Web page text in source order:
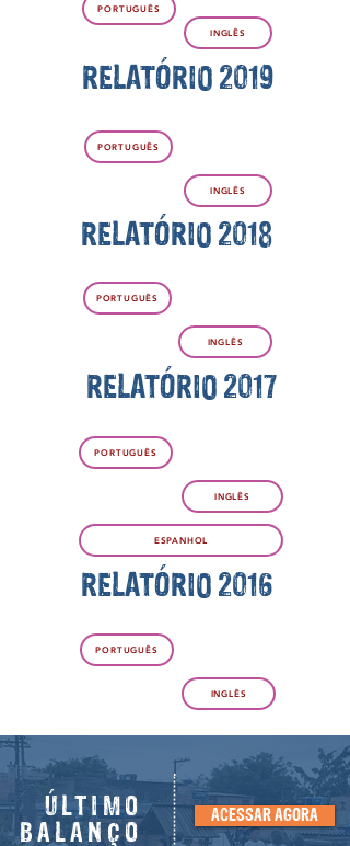
PORTUGUÊS
INGLÊS
RELATÓRIO 2019
PORTUGUÊS
INGLÊS
RELATÓRIO 2018
PORTUGUÊS
INGLÊS
RELATÓRIO 2017
PORTUGUÊS
INGLÊS
ESPANHOL
RELATÓRIO 2016
PORTUGUÊS
INGLÊS
ÚLTIMO
BALANÇO
ACESSAR AGORA